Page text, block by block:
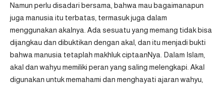
Namun perlu disadari bersama, bahwa mau bagaimanapun
juga manusia itu terbatas, termasuk juga dalam
menggunakan akalnya. Ada sesuatu yang memang tidak bisa
dijangkau dan dibuktikan dengan akal, dan itu menjadi bukti
bahwa manusia tetaplah makhluk ciptaanNya. Dalam Islam,
akal dan wahyu memiliki peran yang saling melengkapi. Akal
digunakan untuk memahami dan menghayati ajaran wahyu,